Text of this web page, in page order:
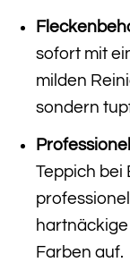
sofort mit
milden
sondern
Teppich bei
Farben auf.